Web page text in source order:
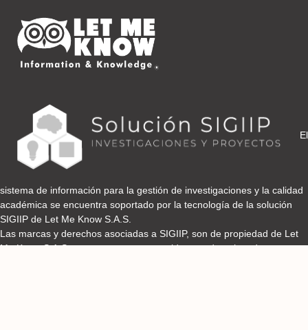
El
sistema de información para la gestión de investigaciones y la calidad
académica se encuentra soportado por la tecnología de la solución
SIGIIP de Let Me Know S.A.S.
Las marcas y derechos asociadas a SIGIIP, son de propiedad de Let
Me Know S.A.S y se encuentran protegidos por derechos de autor e